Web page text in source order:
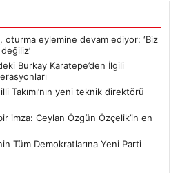
oturma eylemine devam ediyor: ‘Biz
Burkay Karatepe’den İlgili
Takımı’nın yeni teknik direktörü
imza: Ceylan Özgün Özçelik’in en
Tüm Demokratlarına Yeni Parti